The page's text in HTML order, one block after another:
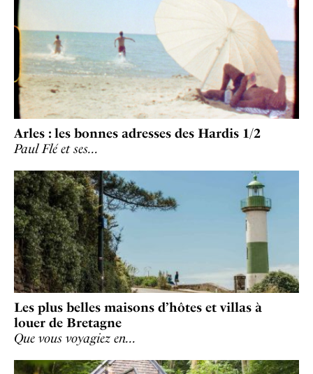
Arles : les bonnes adresses des Hardis 1/2
Paul Flé et ses…
Les plus belles maisons d’hôtes et villas à
louer de Bretagne
Que vous voyagiez en…